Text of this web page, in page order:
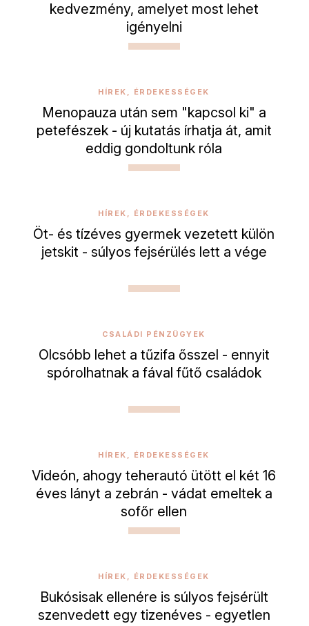
kedvezmény, amelyet most lehet
igényelni
HÍREK, ÉRDEKESSÉGEK
Menopauza után sem "kapcsol ki" a
petefészek - új kutatás írhatja át, amit
eddig gondoltunk róla
HÍREK, ÉRDEKESSÉGEK
Öt- és tízéves gyermek vezetett külön
jetskit - súlyos fejsérülés lett a vége
CSALÁDI PÉNZÜGYEK
Olcsóbb lehet a tűzifa ősszel - ennyit
spórolhatnak a fával fűtő családok
HÍREK, ÉRDEKESSÉGEK
Videón, ahogy teherautó ütött el két 16
éves lányt a zebrán - vádat emeltek a
sofőr ellen
HÍREK, ÉRDEKESSÉGEK
Bukósisak ellenére is súlyos fejsérült
szenvedett egy tizenéves - egyetlen